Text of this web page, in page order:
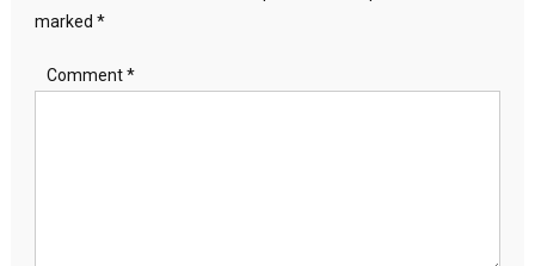
marked *
Comment*